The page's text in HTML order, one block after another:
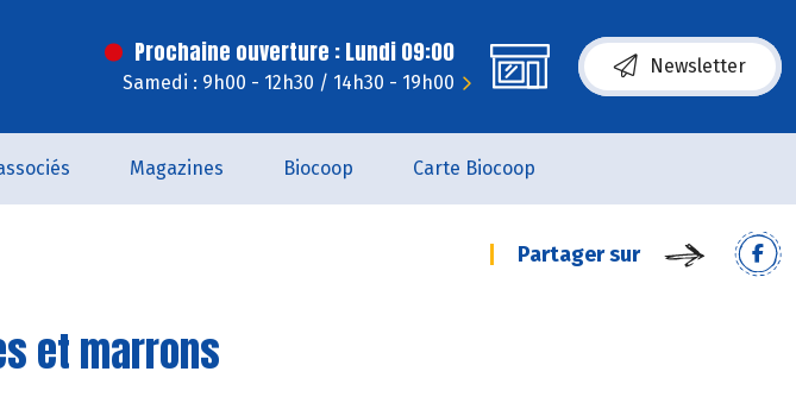
Prochaine ouverture : Lundi 09:00
Samedi : 9h00 - 12h30 / 14h30 - 19h00
Newsletter
Magazines Biocoop Carte Biocoop
Partager sur
et marrons